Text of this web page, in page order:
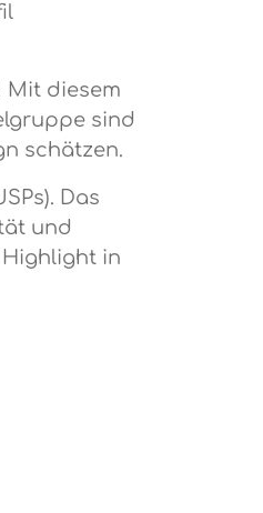
Mit diesem
sind
schätzen.
Das
und
Highlight in